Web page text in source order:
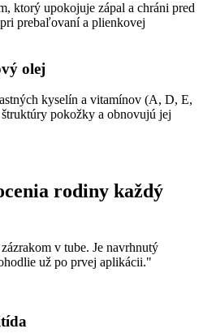
ktorý upokojuje zápal a chráni pred
prebaľovaní a plienkovej
olej
kyselín a vitamínov (A, D, E,
pokožky a obnovujú jej
rodiny každý
v tube. Je navrhnutý
už po prvej aplikácii."